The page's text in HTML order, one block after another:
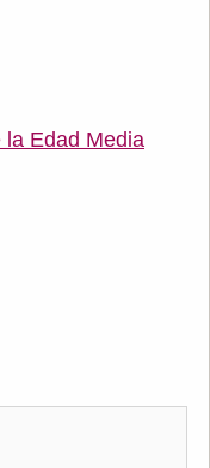
la Edad Media